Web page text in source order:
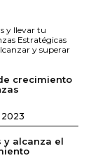
y llevar tu
Estratégicas
y superar
crecimiento
2023
y alcanza el